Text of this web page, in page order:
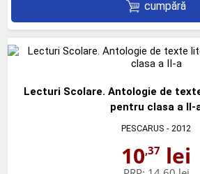
cumpără
Lecturi Scolare. Antologie de
pentru clasa a II-
PESCARUS - 2012
10,37 lei